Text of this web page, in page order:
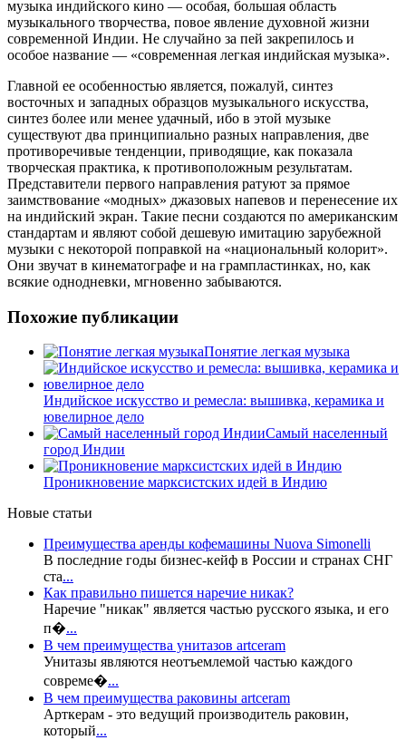
музыка индийского кино — особая, большая область
музыкального творчества, повое явление духовной жизни
современной Индии. Не случайно за пей закрепилось и
особое название — «современная легкая индийская музыка».
Главной ее особенностью является, пожалуй, синтез
восточных и западных образцов музыкального искусства,
синтез более или менее удачный, ибо в этой музыке
существуют два принципиально разных направления, две
противоречивые тенденции, приводящие, как показала
творческая практика, к противоположным результатам.
Представители первого направления ратуют за прямое
заимствование «модных» джазовых напевов и перенесение их
на индийский экран. Такие песни создаются по американским
стандартам и являют собой дешевую имитацию зарубежной
музыки с некоторой поправкой на «национальный колорит».
Они звучат в кинематографе и на грампластинках, но, как
всякие однодневки, мгновенно забываются.
Похожие публикации
Понятие легкая музыка
Индийское искусство и ремесла: вышивка, керамика и
ювелирное дело
Самый населенный
город Индии
Проникновение марксистских идей в Индию
Новые статьи
Преимущества аренды кофемашины Nuova Simonelli
В последние годы бизнес-кейф в России и странах СНГ
ста...
Как правильно пишется наречие никак?
Наречие "никак" является частью русского языка, и его
п�...
В чем преимущества унитазов artceram
Унитазы являются неотъемлемой частью каждого
совреме�...
В чем преимущества раковины artceram
Арткерам - это ведущий производитель раковин,
который...